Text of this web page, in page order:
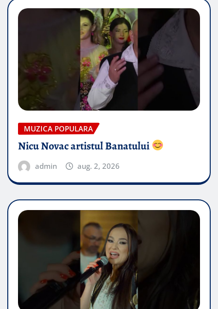
MUZICA POPULARA
Nicu Novac artistul Banatului
admin aug. 2, 2026